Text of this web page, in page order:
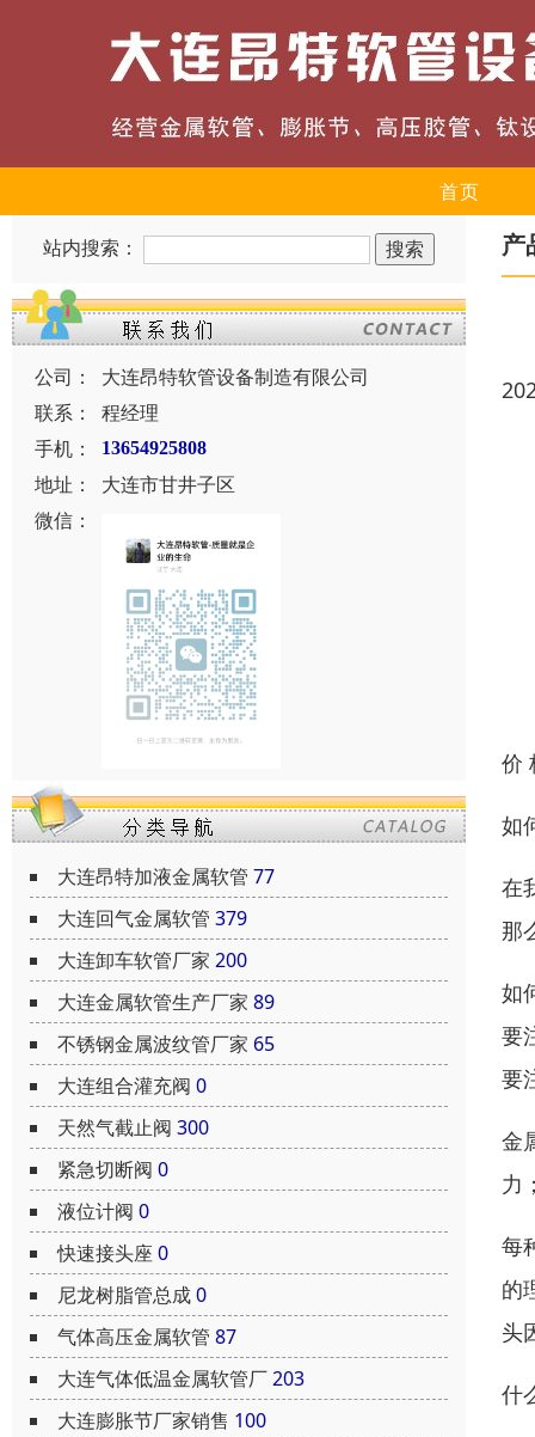
首页
站内搜索：
公司：
大连昂特软管设备制造有限公司
联系：
程经理
手机：
13654925808
地址：
大连市甘井子区
微信：
大连昂特加液金属软管 77
大连回气金属软管 379
大连卸车软管厂家 200
大连金属软管生产厂家 89
不锈钢金属波纹管厂家 65
大连组合灌充阀 0
天然气截止阀 300
紧急切断阀 0
液位计阀 0
快速接头座 0
尼龙树脂管总成0
气体高压金属软管 87
大连气体低温金属软管厂203
大连膨胀节厂家销售 100
产
价
如
在
那
如
要
要
金
力
每
的
头
什